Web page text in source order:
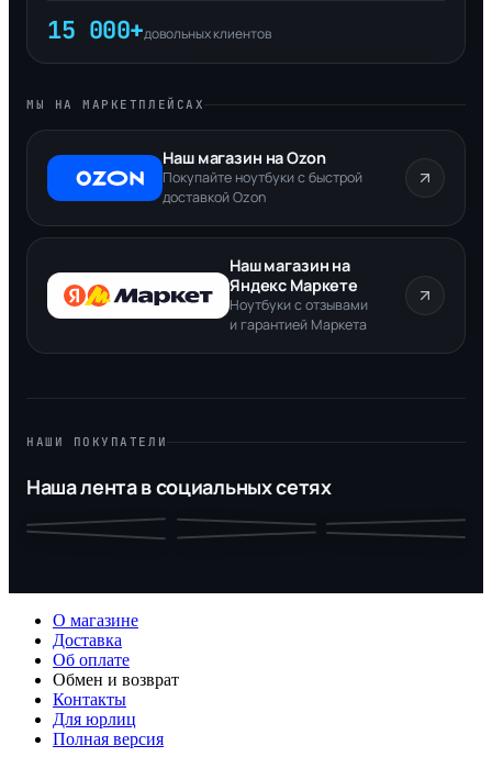
15 000+довольных клиентов
МЫ НА МАРКЕТПЛЕЙСАХ
Наш магазин на Ozon
Покупайте ноутбуки с быстрой
доставкой Ozon
Наш магазин на
Яндекс Маркете
Ноутбуки с отзывами
и гарантией Маркета
НАШИ ПОКУПАТЕЛИ
Наша лента в социальных сетях
О магазине
Доставка
Об оплате
Обмен и возврат
Контакты
Для юрлиц
Полная версия